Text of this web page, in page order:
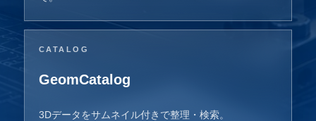
CATALOG
GeomCatalog
3Dデータをサムネイル付きで整理・検索。